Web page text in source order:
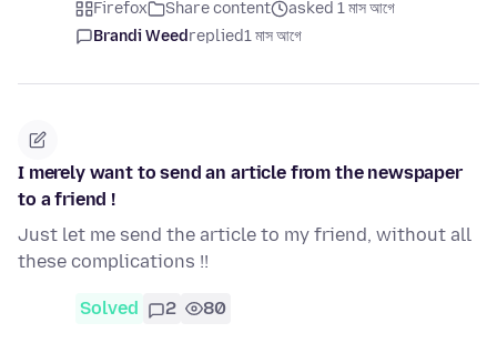
Firefox Share content
asked 1 মাস আগে
Brandi Weedreplied1 মাস আগে
I merely want to send an article from the newspaper
to a friend !
Just let me send the article to my friend, without all
these complications !!
Solved 2 80